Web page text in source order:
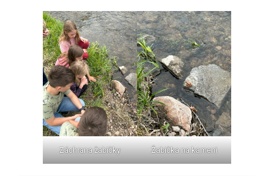
Záchrana žabičky Žabička na kameni